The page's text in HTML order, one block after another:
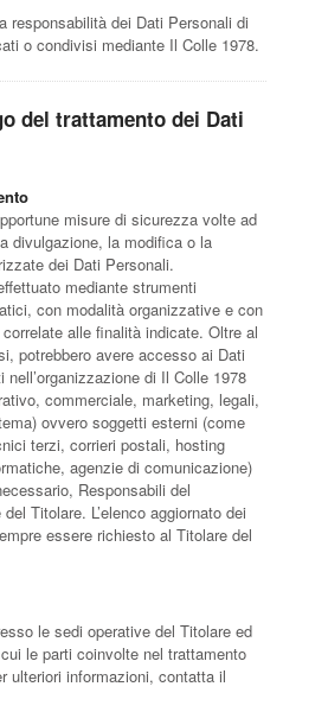
responsabilità dei Dati Personali di
o condivisi mediante Il Colle 1978.
del trattamento dei Dati
misure di sicurezza volte ad
divulgazione, la modifica o la
dei Dati Personali.
mediante strumenti
con modalità organizzative e con
alle finalità indicate. Oltre al
potrebbero avere accesso ai Dati
di Il Colle 1978
commerciale, marketing, legali,
ovvero soggetti esterni (come
terzi, corrieri postali, hosting
agenzie di comunicazione)
Responsabili del
Titolare. L’elenco aggiornato dei
essere richiesto al Titolare del
le sedi operative del Titolare ed
le parti coinvolte nel trattamento
ulteriori informazioni, contatta il